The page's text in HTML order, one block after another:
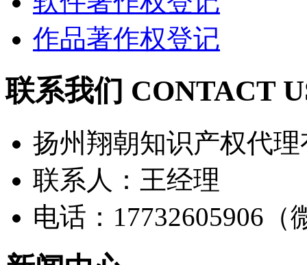
作品著作权登记
联系我们 CONTACT
扬州翔朝知识产权代
联系人：王经理
电话：17732605906（